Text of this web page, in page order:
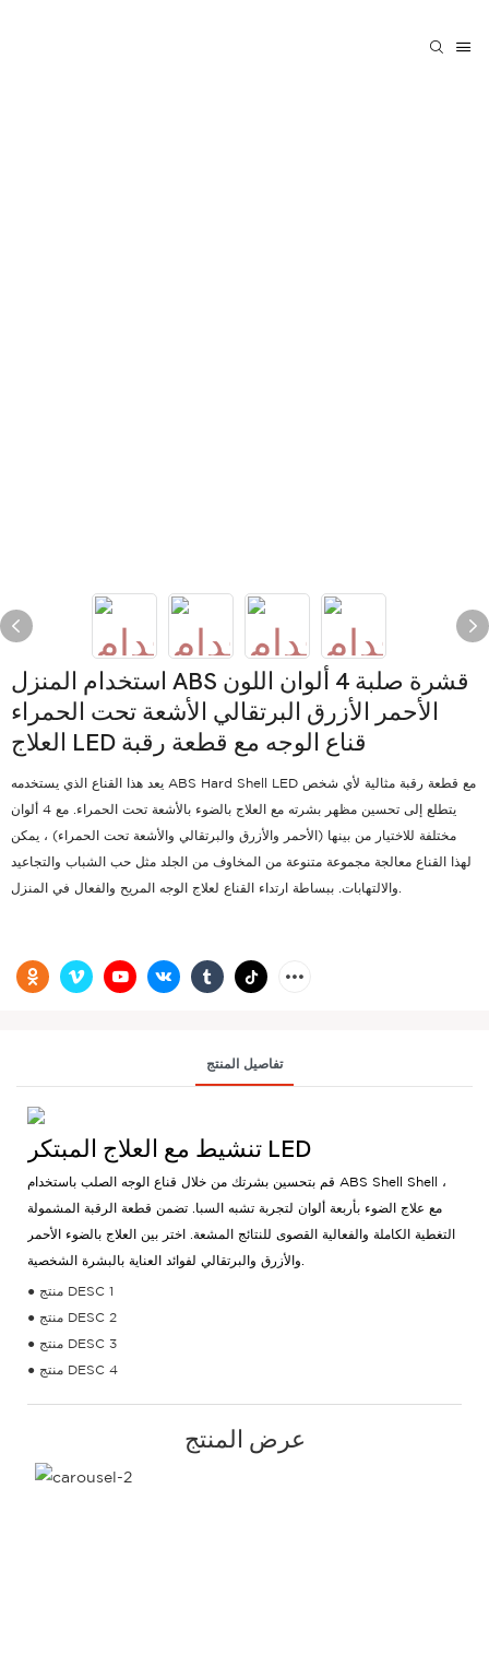
استخدام المنزل ABS قشرة صلبة 4 ألوان اللون
الأحمر الأزرق البرتقالي الأشعة تحت الحمراء
العلاج LED قناع الوجه مع قطعة رقبة
يعد هذا القناع الذي يستخدمه ABS Hard Shell LED مع قطعة رقبة مثالية لأي شخص
يتطلع إلى تحسين مظهر بشرته مع العلاج بالضوء بالأشعة تحت الحمراء. مع 4 ألوان
مختلفة للاختيار من بينها (الأحمر والأزرق والبرتقالي والأشعة تحت الحمراء) ، يمكن
لهذا القناع معالجة مجموعة متنوعة من المخاوف من الجلد مثل حب الشباب والتجاعيد
تفاصيل المنتج
تنشيط مع العلاج المبتكر LED
قم بتحسين بشرتك من خلال قناع الوجه الصلب باستخدام ABS Shell Shell ،
مع علاج الضوء بأربعة ألوان لتجربة تشبه السبا. تضمن قطعة الرقبة المشمولة
التغطية الكاملة والفعالية القصوى للنتائج المشعة. اختر بين العلاج بالضوء الأحمر
● منتج DESC 1
● منتج DESC 2
● منتج DESC 3
● منتج DESC 4
عرض المنتج